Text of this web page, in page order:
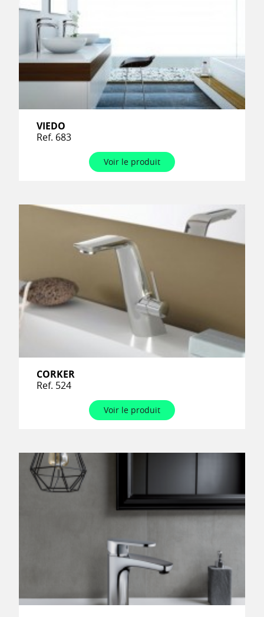
VIEDO
Ref. 683
Voir le produit
CORKER
Ref. 524
Voir le produit